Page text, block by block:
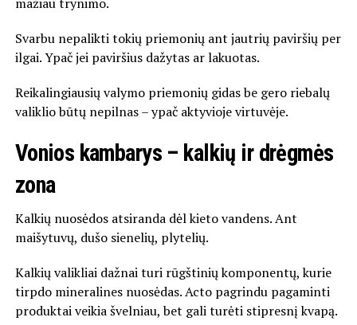
Svarbu nepalikti tokių priemonių ant jautrių paviršių per
ilgai. Ypač jei paviršius dažytas ar lakuotas.
Reikalingiausių valymo priemonių gidas be gero riebalų
valiklio būtų nepilnas – ypač aktyvioje virtuvėje.
Vonios kambarys – kalkių ir drėgmės
zona
Kalkių nuosėdos atsiranda dėl kieto vandens. Ant
maišytuvų, dušo sienelių, plytelių.
Kalkių valikliai dažnai turi rūgštinių komponentų, kurie
tirpdo mineralines nuosėdas. Acto pagrindu pagaminti
produktai veikia švelniau, bet gali turėti stipresnį kvapą.